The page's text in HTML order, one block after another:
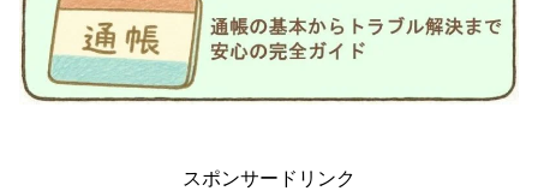
スポンサードリンク